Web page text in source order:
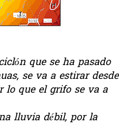
que se ha pasado
se va a estirar desde
lo que el grifo se va a
lluvia débil, por la